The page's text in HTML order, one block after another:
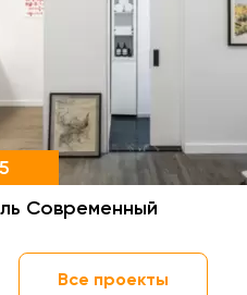
Современный
Все проекты